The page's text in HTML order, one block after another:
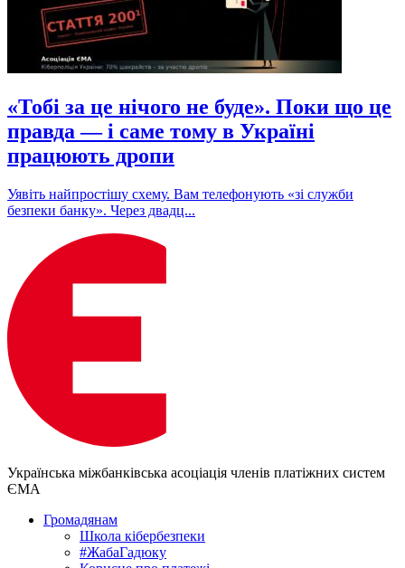
«Тобі за це нічого не буде». Поки що це
правда — і саме тому в Україні
працюють дропи
Уявіть найпростішу схему. Вам телефонують «зі служби
безпеки банку». Через двадц...
Українська міжбанківська асоціація членів платіжних систем
ЄМА
Громадянам
Школа кібербезпеки
#ЖабаГадюку